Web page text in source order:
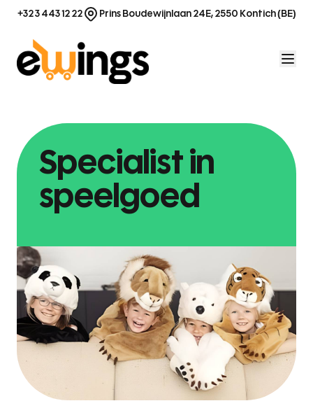
Ga naar de inhoud
+32 3 443 12 22 Prins Boudewijnlaan 24E, 2550 Kontich (BE)
Specialist in
speelgoed